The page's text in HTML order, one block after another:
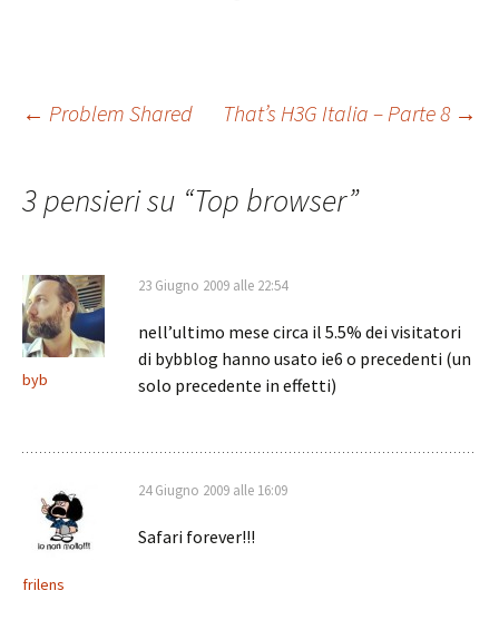
Navigazione
articolo
← Problem Shared That’s H3G Italia – Parte 8 →
3 pensieri su “Top browser”
byb
23 Giugno 2009 alle 22:54
nell’ultimo mese circa il 5.5% dei visitatori
di bybblog hanno usato ie6 o precedenti (un
solo precedente in effetti)
frilens
24 Giugno 2009 alle 16:09
Safari forever!!!